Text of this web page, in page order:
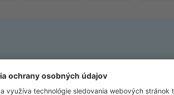
Prihlásenie k odberu